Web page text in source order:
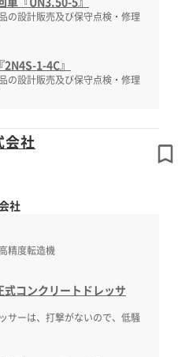
の設計販売及び保守点検・修理
1-4C』
の設計販売及び保守点検・修理
会社
社
精度転造機
コンクリートドレッサ
サーは、打撃がないので、低騒